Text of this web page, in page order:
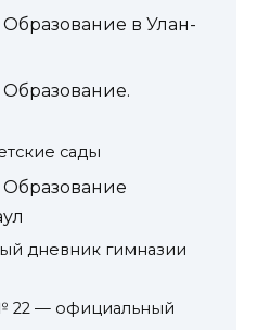
в Улан-
сады
Образование
дневник гимназии
22 — официальный